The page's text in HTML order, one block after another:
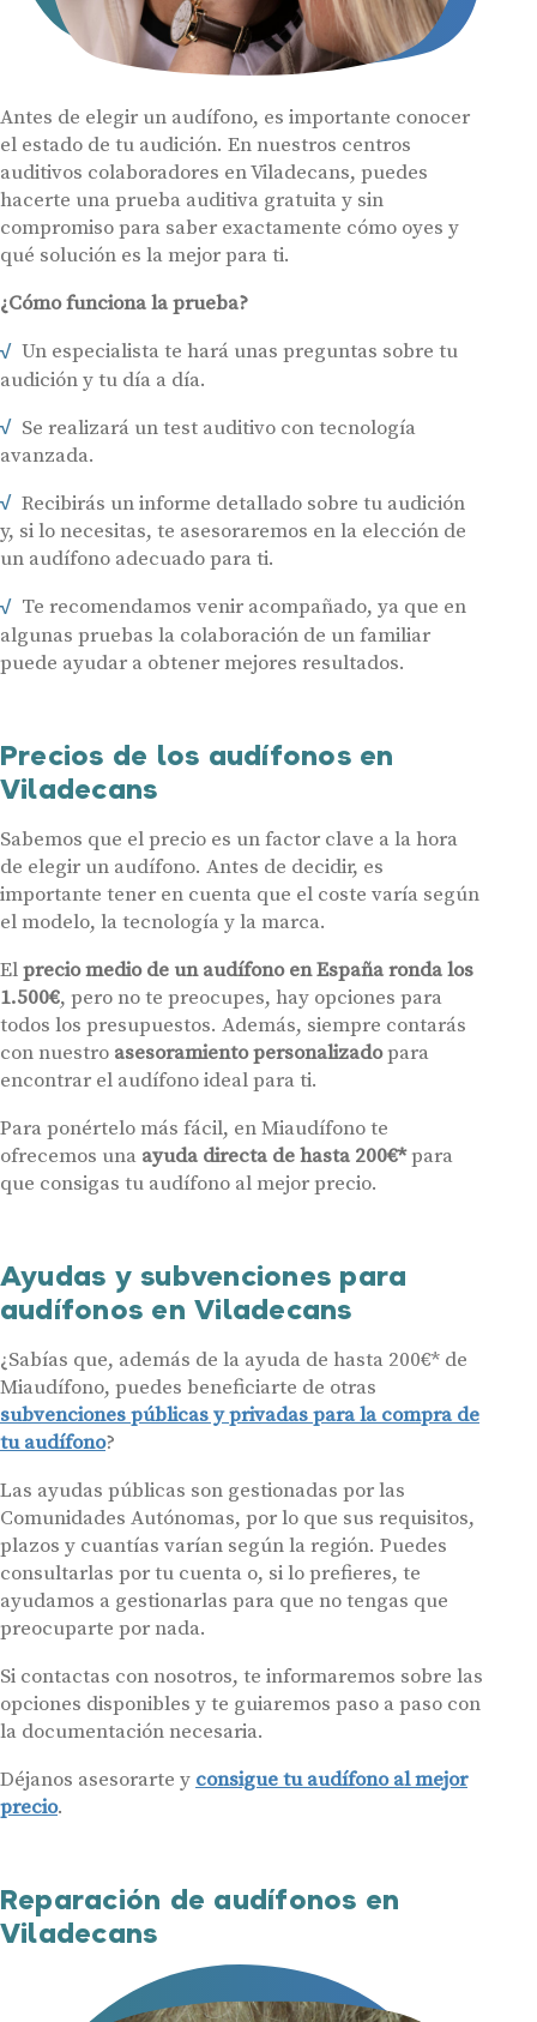
Antes de elegir un audífono, es importante conocer
el estado de tu audición. En nuestros centros
auditivos colaboradores en Viladecans, puedes
hacerte una prueba auditiva gratuita y sin
compromiso para saber exactamente cómo oyes y
qué solución es la mejor para ti.
¿Cómo funciona la prueba?
Un especialista te hará unas preguntas sobre tu
audición y tu día a día.
Se realizará un test auditivo con tecnología
avanzada.
Recibirás un informe detallado sobre tu audición
y, si lo necesitas, te asesoraremos en la elección de
un audífono adecuado para ti.
Te recomendamos venir acompañado, ya que en
algunas pruebas la colaboración de un familiar
puede ayudar a obtener mejores resultados.
Precios de los audífonos en
Viladecans
Sabemos que el precio es un factor clave a la hora
de elegir un audífono. Antes de decidir, es
importante tener en cuenta que el coste varía según
el modelo, la tecnología y la marca.
Elprecio medio de un audífono en España ronda los
1.500€, pero no te preocupes, hay opciones para
todos los presupuestos. Además, siempre contarás
con nuestro asesoramiento personalizadopara
encontrar el audífono ideal para ti.
Para ponértelo más fácil, en Miaudífono te
ofrecemos una ayuda directa de hasta 200€*para
que consigas tu audífono al mejor precio.
Ayudas y subvenciones para
audífonos en Viladecans
¿Sabías que, además de la ayuda de hasta 200€* de
Miaudífono, puedes beneficiarte de otras
subvenciones públicas y privadas para la compra de
tu audífono?
Las ayudas públicas son gestionadas por las
Comunidades Autónomas, por lo que sus requisitos,
plazos y cuantías varían según la región. Puedes
consultarlas por tu cuenta o, si lo prefieres, te
ayudamos a gestionarlas para que no tengas que
preocuparte por nada.
Si contactas con nosotros, te informaremos sobre las
opciones disponibles y te guiaremos paso a paso con
la documentación necesaria.
Déjanos asesorarte y consigue tu audífono al mejor
precio.
Reparación de audífonos en
Viladecans
Audífonos
Gafas auditivas
Centros Auditivos
Servicios
Contacto
audífonos
Nombre
Teléfono
Acepto recibir comunicaciones comerciales por parte de Miaudífono
Acepto la cesión de estos datos a empresas colaboradoras de
Miaudífono para poder ofrecer los servicios solicitados, según se
detalla en nuestrasCondiciones de uso.
Al hacer click en «Contáctanos» declaras haber leído y aceptado nuestra
Política de Privacidad.
Contáctanos